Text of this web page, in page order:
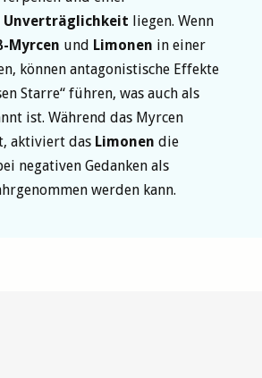
Unverträglichkeit liegen. Wenn
Myrcen und Limonen in einer
können antagonistische Effekte
Starre“ führen, was auch als
ist. Während das Myrcen
aktiviert das Limonen die
negativen Gedanken als
werden kann.